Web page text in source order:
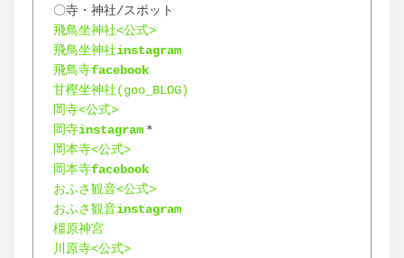
〇寺・神社/スポット
飛鳥坐神社<公式>
飛鳥坐神社instagram
飛鳥寺facebook
甘樫坐神社(goo_BLOG)
岡寺<公式>
岡寺instagram ＊
岡本寺<公式>
岡本寺facebook
おふさ観音<公式>
おふさ観音instagram
橿原神宮
川原寺<公式>